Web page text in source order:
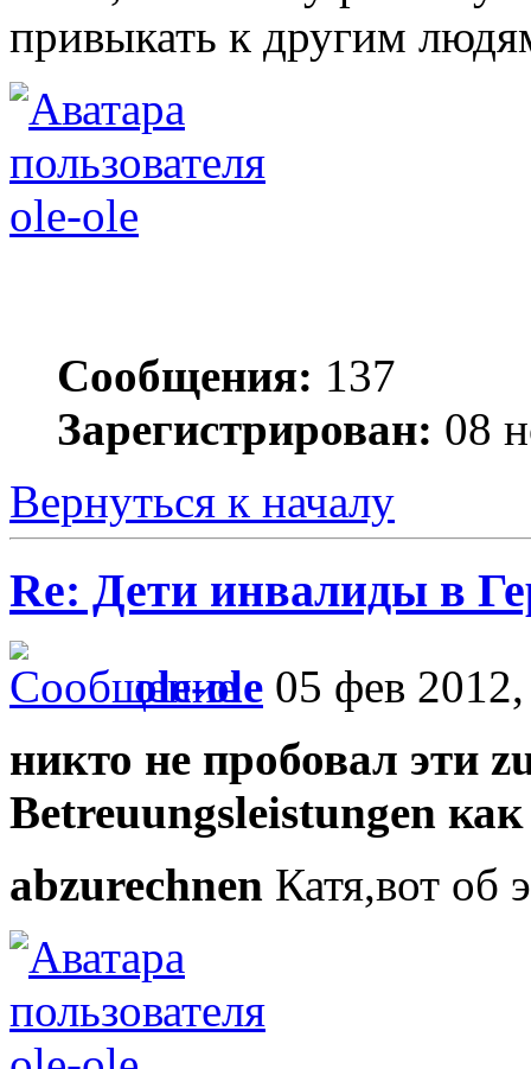
привыкать к другим
ole-ole
Сообщения: 137
Зарегистрирован: 08
Вернуться к началу
Re: Дети инвалиды в
ole-ole 05 фев
никто не пробовал эти
Betreuungsleistungen
abzurechnen Катя,вот об